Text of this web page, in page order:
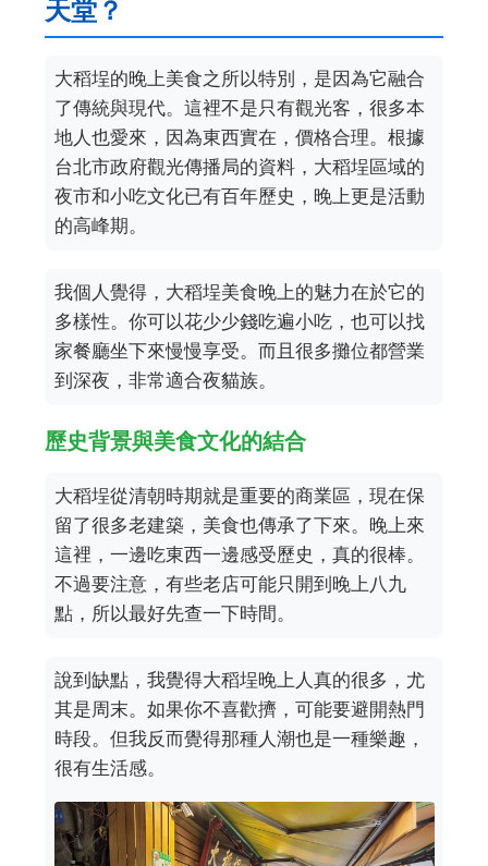
天堂？
大稻埕的晚上美食之所以特別，是因為它融合
了傳統與現代。這裡不是只有觀光客，很多本
地人也愛來，因為東西實在，價格合理。根據
台北市政府觀光傳播局的資料，大稻埕區域的
夜市和小吃文化已有百年歷史，晚上更是活動
的高峰期。
我個人覺得，大稻埕美食晚上的魅力在於它的
多樣性。你可以花少少錢吃遍小吃，也可以找
家餐廳坐下來慢慢享受。而且很多攤位都營業
到深夜，非常適合夜貓族。
歷史背景與美食文化的結合
大稻埕從清朝時期就是重要的商業區，現在保
留了很多老建築，美食也傳承了下來。晚上來
這裡，一邊吃東西一邊感受歷史，真的很棒。
不過要注意，有些老店可能只開到晚上八九
點，所以最好先查一下時間。
說到缺點，我覺得大稻埕晚上人真的很多，尤
其是周末。如果你不喜歡擠，可能要避開熱門
時段。但我反而覺得那種人潮也是一種樂趣，
很有生活感。